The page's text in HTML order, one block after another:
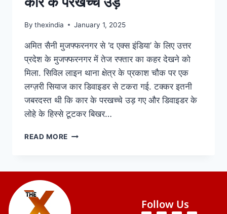
By thexindia January 1, 2025
अमित सैनी मुजफ्फरनगर से ‘द एक्स इंडिया’ के लिए उत्तर
प्रदेश के मुजफ्फरनगर में तेज रफ्तार का कहर देखने को
मिला. सिविल लाइन थाना क्षेत्र के प्रकाश चौक पर एक
लग्ज़री सियाज कार डिवाइडर से टकरा गई. टक्कर इतनी
जबरदस्त थी कि कार के परखच्चे उड़ गए और डिवाइडर के
लोहे के हिस्से टूटकर बिखर…
READ MORE
Follow Us